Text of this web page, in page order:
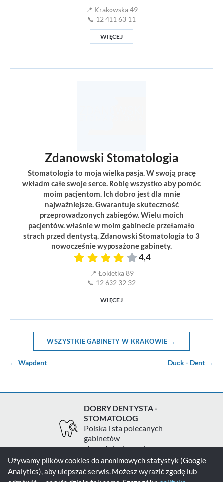
📍 Krakowska 49
📞 12 411 63 11
WIĘCEJ
Zdanowski Stomatologia
Stomatologia to moja wielka pasja. W swoją pracę
wkładm całe swoje serce. Robię wszystko aby pomóc
moim pacjentom. Ich dobro jest dla mnie
najważniejsze. Gwarantuje skuteczność
przeprowadzonych zabiegów. Wielu moich
pacjentów. właśnie w moim gabinecie przełamało
strach przed dentystą. Zdanowski Stomatologia to 3
nowocześnie wyposażone gabinety.
4,4
📍 Łokietka 89
📞 12 632 32 32
WIĘCEJ
WSZYSTKIE GABINETY W KRAKOWIE →
← Wapdent Duck - Dent →
DOBRY DENTYSTA -
STOMATOLOG
Polska lista polecanych
gabinetów
stomatologicznych
Zgłoś gabinet Kontakt Polityka prywatności
Używamy plików cookies do anonimowych statystyk (Google
Analytics), aby ulepszać serwis. Możesz wyrazić zgodę lub